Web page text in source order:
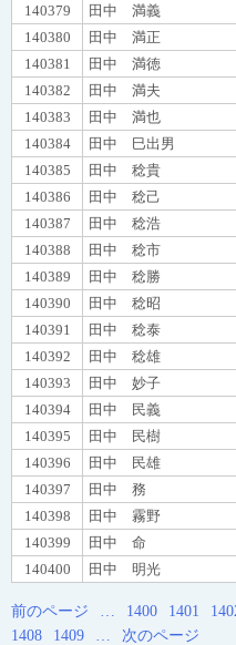
140379
田中 満義
140380
田中 満正
140381
田中 満徳
140382
田中 満夫
140383
田中 満也
140384
田中 巳出男
140385
田中 稔貴
140386
田中 稔己
140387
田中 稔浩
140388
田中 稔市
140389
田中 稔勝
140390
田中 稔昭
140391
田中 稔泰
140392
田中 稔雄
140393
田中 妙子
140394
田中 民義
140395
田中 民樹
140396
田中 民雄
140397
田中 務
140398
田中 霧野
140399
田中 命
140400
田中 明光
前のページ … 1400 1401
1408
1409 … 次のページ